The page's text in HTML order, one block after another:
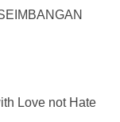
Love not Hate